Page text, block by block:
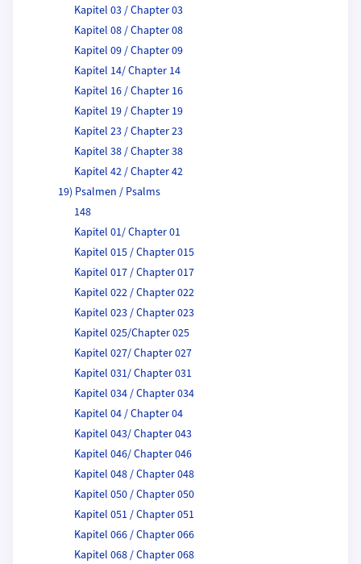
Kapitel 03 / Chapter 03
Kapitel 08 / Chapter 08
Kapitel 09 / Chapter 09
Kapitel 14/ Chapter 14
Kapitel 16 / Chapter 16
Kapitel 19 / Chapter 19
Kapitel 23 / Chapter 23
Kapitel 38 / Chapter 38
Kapitel 42 / Chapter 42
19) Psalmen / Psalms
148
Kapitel 01/ Chapter 01
Kapitel 015 / Chapter 015
Kapitel 017 / Chapter 017
Kapitel 022 / Chapter 022
Kapitel 023 / Chapter 023
Kapitel 025/Chapter 025
Kapitel 027/ Chapter 027
Kapitel 031/ Chapter 031
Kapitel 034 / Chapter 034
Kapitel 04 / Chapter 04
Kapitel 043/ Chapter 043
Kapitel 046/ Chapter 046
Kapitel 048 / Chapter 048
Kapitel 050 / Chapter 050
Kapitel 051 / Chapter 051
Kapitel 066 / Chapter 066
Kapitel 068 / Chapter 068